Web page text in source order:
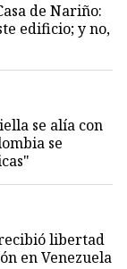
de Nariño:
edificio; y no,
se alía con
se
libertad
en Venezuela